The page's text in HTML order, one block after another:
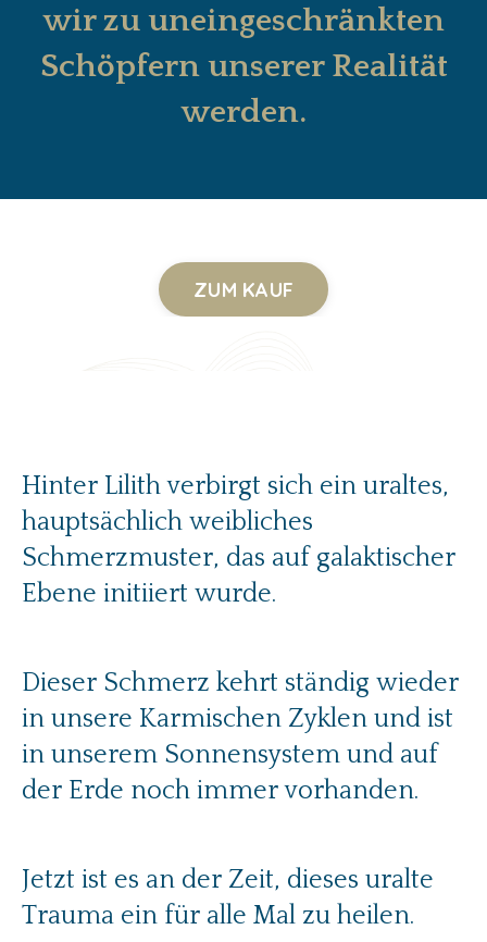
wir zu uneingeschränkten
Schöpfern unserer Realität
werden.
ZUM KAUF
Hinter Lilith verbirgt sich ein uraltes,
hauptsächlich weibliches
Schmerzmuster, das auf galaktischer
Ebene initiiert wurde.
Dieser Schmerz kehrt ständig wieder
in unsere Karmischen Zyklen und ist
in unserem Sonnensystem und auf
der Erde noch immer vorhanden.
Jetzt ist es an der Zeit, dieses uralte
Trauma ein für alle Mal zu heilen.